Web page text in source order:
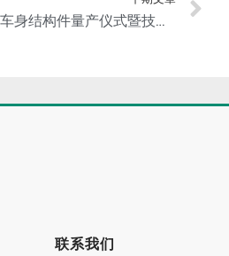
8800T超大型车身结构件量产仪式暨技术交流会在重庆举行
联系我们